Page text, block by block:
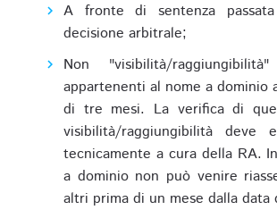
A fronte di sentenza
decisione arbitrale;
Non "visibilità/
appartenenti al nome a dominio
di tre mesi. La verifica di
visibilità/raggiungibilità deve
tecnicamente a cura della RA.
a dominio non può venire
altri prima di un mese dalla data